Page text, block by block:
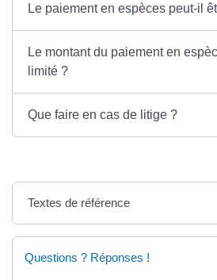
Le paiement en espèces peut-il
Le montant du paiement en
limité ?
Que faire en cas de litige ?
Textes de référence
Questions ? Réponses !